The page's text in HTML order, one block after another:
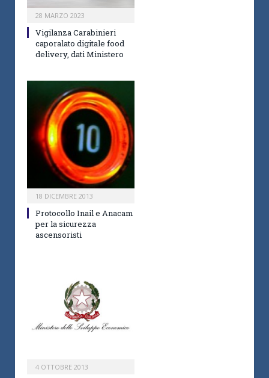
28 MARZO 2023
Vigilanza Carabinieri
caporalato digitale food
delivery, dati Ministero
18 DICEMBRE 2013
Protocollo Inail e Anacam
per la sicurezza
ascensoristi
4 OTTOBRE 2013